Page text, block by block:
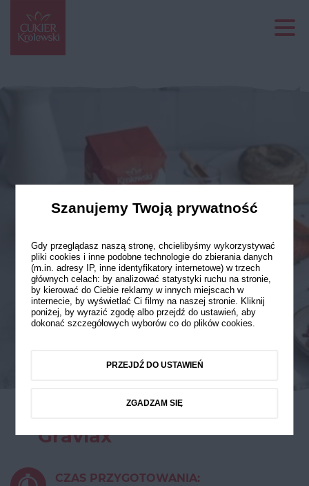
Gravlax
CZAS PRZYGOTOWANIA:
Szanujemy Twoją prywatność
Gdy przeglądasz naszą stronę, chcielibyśmy wykorzystywać
pliki cookies i inne podobne technologie do zbierania danych
(m.in. adresy IP, inne identyfikatory internetowe) w trzech
głównych celach: by analizować statystyki ruchu na stronie,
by kierować do Ciebie reklamy w innych miejscach w
internecie, by wyświetlać Ci filmy na naszej stronie. Kliknij
poniżej, by wyrazić zgodę albo przejdź do ustawień, aby
dokonać szczegółowych wyborów co do plików cookies.
PRZEJDŹ DO USTAWIEŃ
ZGADZAM SIĘ